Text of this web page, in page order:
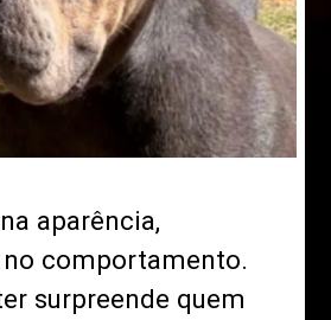
aparência,
comportamento.
surpreende quem